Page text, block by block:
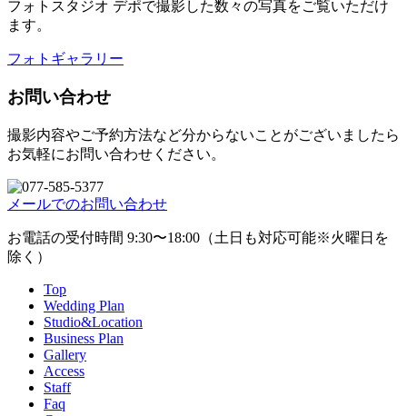
フォトスタジオ デポで撮影した数々の写真をご覧いただけ
ます。
フォトギャラリー
お問い合わせ
撮影内容やご予約方法など分からないことがございましたら
お気軽にお問い合わせください。
メールでのお問い合わせ
お電話の受付時間 9:30〜18:00（土日も対応可能※火曜日を
除く）
Top
Wedding Plan
Studio&Location
Business Plan
Gallery
Access
Staff
Faq